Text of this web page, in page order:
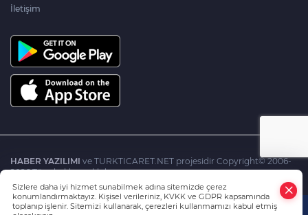
İletişim
HABER YAZILIMI ve TURKTICARET.NET projesidir Copyright© 2006-
2026 Tüm hakları saklıdır.
Sizlere daha iyi hizmet sunabilmek adına sitemizde çerez
konumlandırmaktayız. Kişisel verileriniz, KVKK ve GDPR kapsamında
toplanıp işlenir. Sitemizi kullanarak, çerezleri kullanmamızı kabul etmiş